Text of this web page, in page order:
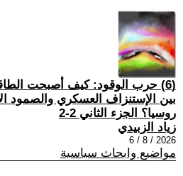
(6) حرب الوقود: كيف أصبحت
بين الإستنزاف العسكري والصمود
روسيا؟ الجزء الثاني 2-2
زياد الزبيدي
2026 / 8 / 6
مواضيع وابحاث سياسية